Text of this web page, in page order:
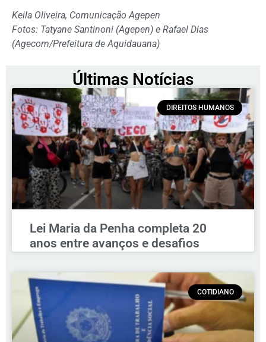
Keila Oliveira, Comunicação Agepen
Fotos: Tatyane Santinoni (Agepen) e Rafael Dias
(Agecom/Prefeitura de Aquidauana)
Últimas Notícias
DIREITOS HUMANOS
Lei Maria da Penha completa 20
anos entre avanços e desafios
COTIDIANO